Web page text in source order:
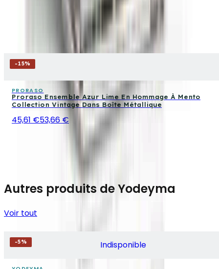
-15%
PRORASO
Proraso Ensemble Azur Lime En Hommage À Mento
Collection Vintage Dans Boîte Métallique
45,61 €53,66 €
Autres produits de Yodeyma
Voir tout
-5% Indisponible